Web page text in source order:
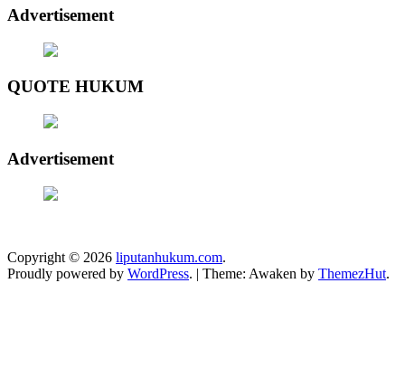
Advertisement
QUOTE HUKUM
Advertisement
Copyright © 2026 liputanhukum.com.
Proudly powered by WordPress. | Theme: Awaken by ThemezHut.